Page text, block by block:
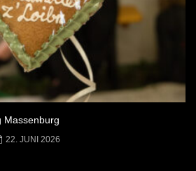
Massenburg
22. JUNI 2026